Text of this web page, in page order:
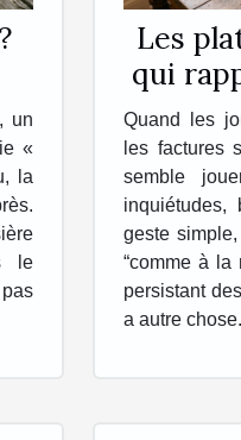
un
«
la
le
Les
qui
Quand les
les factures
semble
inquiétudes,
geste
“comme à la
persistant
a autre